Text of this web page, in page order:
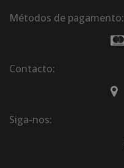
Métodos de pagamento:
Contacto:
Siga-nos: